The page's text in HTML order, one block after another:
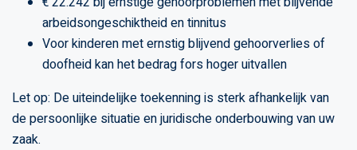
arbeidsongeschiktheid en tinnitus
Voor kinderen met ernstig blijvend gehoorverlies of
doofheid kan het bedrag fors hoger uitvallen
Let op: De uiteindelijke toekenning is sterk afhankelijk van
de persoonlijke situatie en juridische onderbouwing van uw
zaak.